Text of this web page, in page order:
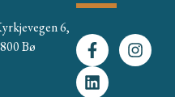
6,
Bø